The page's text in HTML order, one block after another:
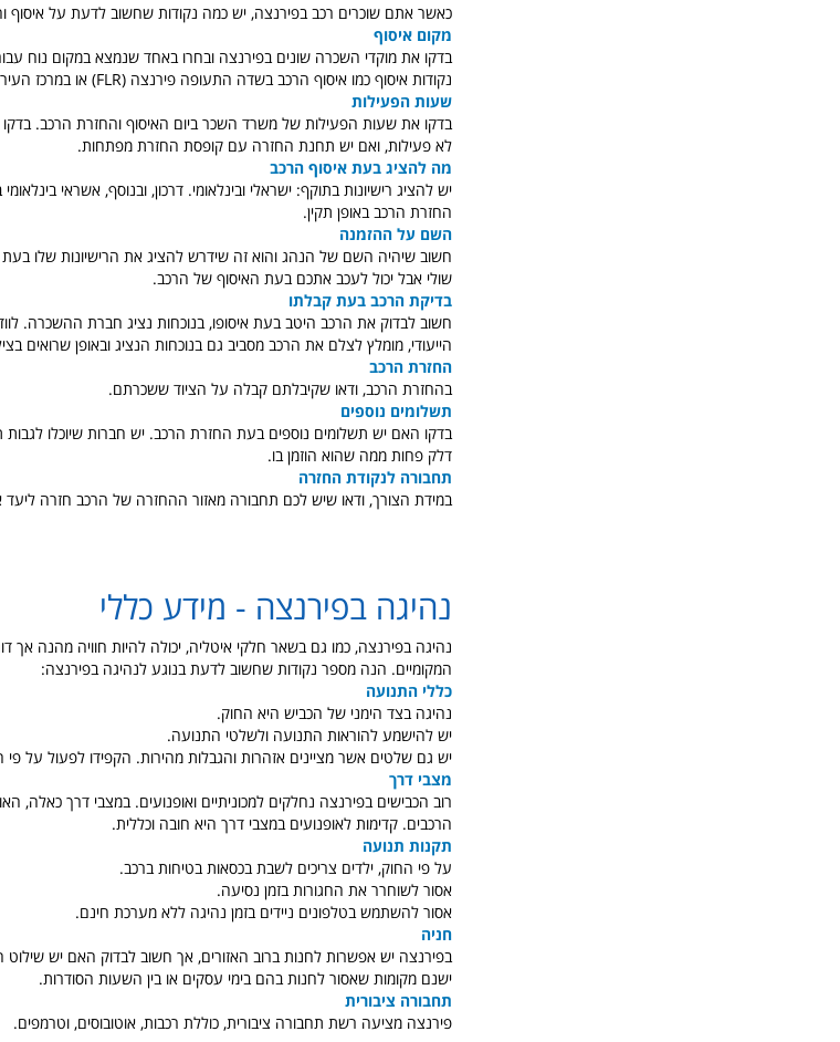
כאשר אתם שוכרים רכב בפירנצה, יש כמה נקודות שחשוב לדעת על איסוף
מקום איסוף
בדקו את מוקדי השכרה שונים בפירנצה ובחרו באחד שנמצא במקום נוח
נקודות איסוף כמו איסוף הרכב בשדה התעופה פירנצה (FLR) או במרכז העיר.
שעות הפעילות
בדקו את שעות הפעילות של משרד השכר ביום האיסוף והחזרת הרכב.
לא פעילות, ואם יש תחנת החזרה עם קופסת החזרת מפתחות.
מה להציג בעת איסוף הרכב
יש להציג רישיונות בתוקף: ישראלי ובינלאומי. דרכון, ובנוסף, אשראי
החזרת הרכב באופן תקין.
השם על ההזמנה
חשוב שיהיה השם של הנהג והוא זה שידרש להציג את הרישיונות שלו
שולי אבל יכול לעכב אתכם בעת האיסוף של הרכב.
בדיקת הרכב בעת קבלתו
חשוב לבדוק את הרכב היטב בעת איסופו, בנוכחות נציג חברת ההשכרה.
הייעודי, מומלץ לצלם את הרכב מסביב גם בנוכחות הנציג ובאופן שרואים
החזרת הרכב
בהחזרת הרכב, ודאו שקיבלתם קבלה על הציוד ששכרתם.
תשלומים נוספים
בדקו האם יש תשלומים נוספים בעת החזרת הרכב. יש חברות שיוכלו לגבות
דלק פחות ממה שהוא הוזמן בו.
תחבורה לנקודת החזרה
במידת הצורך, ודאו שיש לכם תחבורה מאזור ההחזרה של הרכב חזרה ליעד
נהיגה בפירנצה - מידע כללי
נהיגה בפירנצה, כמו גם בשאר חלקי איטליה, יכולה להיות חוויה מהנה אך
המקומיים. הנה מספר נקודות שחשוב לדעת בנוגע לנהיגה בפירנצה:
כללי התנועה
נהיגה בצד הימני של הכביש היא החוק.
יש להישמע להוראות התנועה ולשלטי התנועה.
יש גם שלטים אשר מציינים אזהרות והגבלות מהירות. הקפידו לפעול על
מצבי דרך
רוב הכבישים בפירנצה נחלקים למכוניתיים ואופנועים. במצבי דרך כאלה,
הרכבים. קדימות לאופנועים במצבי דרך היא חובה וכללית.
תקנות תנועה
על פי החוק, ילדים צריכים לשבת בכסאות בטיחות ברכב.
אסור לשוחרר את החגורות בזמן נסיעה.
אסור להשתמש בטלפונים ניידים בזמן נהיגה ללא מערכת חינם.
חניה
בפירנצה יש אפשרות לחנות ברוב האזורים, אך חשוב לבדוק האם יש שילוט
ישנם מקומות שאסור לחנות בהם בימי עסקים או בין השעות הסודרות.
תחבורה ציבורית
פירנצה מציעה רשת תחבורה ציבורית, כוללת רכבות, אוטובוסים, וטרמפים.